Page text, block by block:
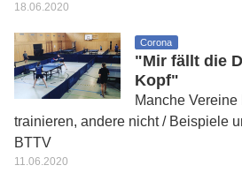
18.06.2020
Corona
"Mir fällt die
Kopf"
Manche
trainieren, andere nicht / Beispiele
BTTV
11.06.2020